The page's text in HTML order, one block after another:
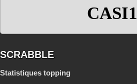
CASI1
SCRABBLE
Statistiques topping